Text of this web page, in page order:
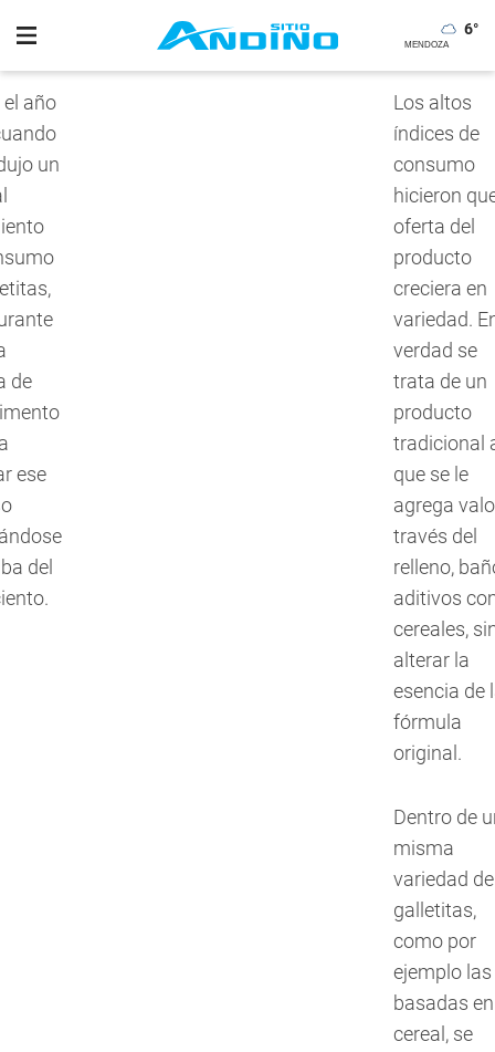
6°
el año
un
de
ese
del
Los altos
índices de
consumo
hicieron
oferta del
producto
creciera en
variedad.
verdad se
trata de un
producto
tradicional
que se le
agrega
través del
relleno,
aditivos
cereales,
alterar la
esencia de
fórmula
original.
Dentro de
misma
variedad de
galletitas,
como por
ejemplo las
basadas
cereal, se